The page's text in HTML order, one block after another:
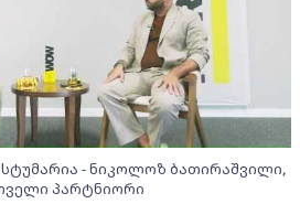
- ნიკოლოზ ბათირაშვილი,
პარტნიორი